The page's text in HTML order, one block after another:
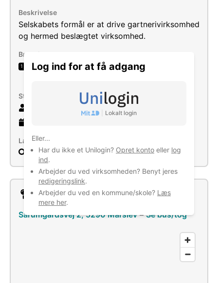
Log ind for at få adgang
Lokalt login
Eller...
Har du ikke et Unilogin? Opret konto eller log
ind.
Arbejder du ved virksomheden? Benyt jeres
redigeringslink.
Arbejder du ved en kommune/skole? Læs
mere her.
Beskrivelse
Selskabets formål er at drive gartnerivirksomhed
og hermed beslægtet virksomhed.
Brancher
1
Dyrkning af grøntsager og meloner, rødder
Størrelse
Læs mere
Søg
Lokation
Sarumgårdsvej 2, 5290 Marslev – Se bus/tog